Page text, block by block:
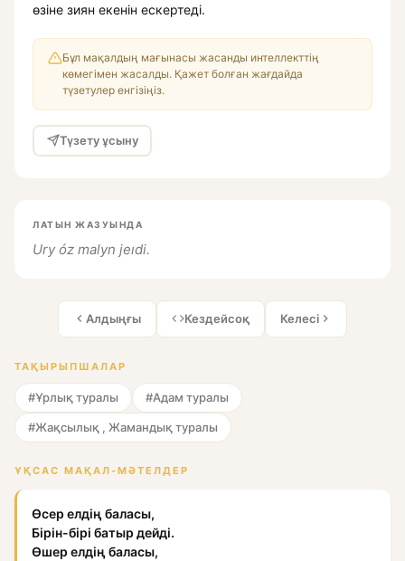
өзіне зиян екенін ескертеді.
Бұл мақалдың мағынасы жасанды интеллекттің
көмегімен жасалды. Қажет болған жағдайда
түзетулер енгізіңіз.
Түзету ұсыну
ЛАТЫН ЖАЗУЫНДА
Ury óz malyn jeıdi.
Алдыңғы Кездейсоқ Келесі
ТАҚЫРЫПШАЛАР
#Ұрлық туралы #Адам туралы
#Жақсылық , Жамандық туралы
ҰҚСАС МАҚАЛ-МӘТЕЛДЕР
Өсер елдің баласы,
Бірін-бірі батыр дейді.
Өшер елдің баласы,